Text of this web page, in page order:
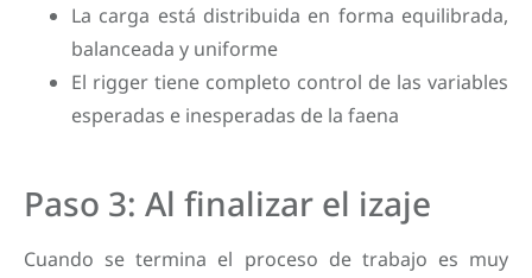
La carga está distribuida en forma equilibrada,
balanceada y uniforme
El rigger tiene completo control de las variables
esperadas e inesperadas de la faena
Paso 3: Al finalizar el izaje
Cuando se termina el proceso de trabajo es muy